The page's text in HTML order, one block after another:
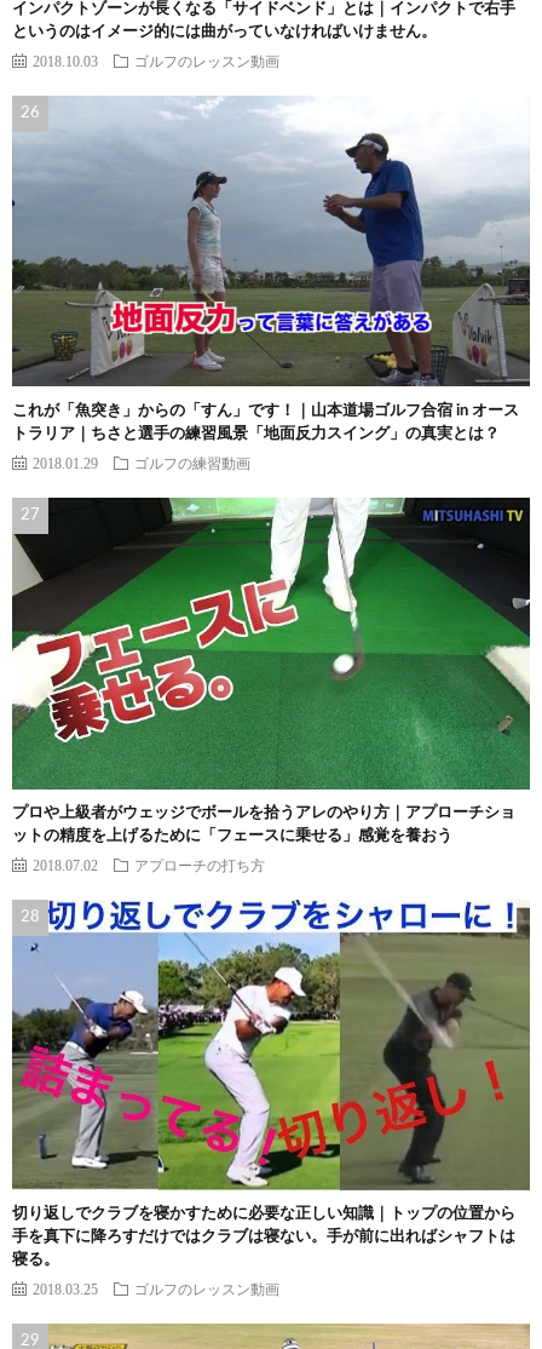
インパクトゾーンが長くなる「サイドベンド」とは｜インパクトで右手
というのはイメージ的には曲がっていなければいけません。
2018.10.03 ゴルフのレッスン動画
これが「魚突き」からの「すん」です！｜山本道場ゴルフ合宿 in オース
トラリア｜ちさと選手の練習風景「地面反力スイング」の真実とは？
2018.01.29 ゴルフの練習動画
プロや上級者がウェッジでボールを拾うアレのやり方｜アプローチショ
ットの精度を上げるために「フェースに乗せる」感覚を養おう
2018.07.02 アプローチの打ち方
切り返しでクラブを寝かすために必要な正しい知識｜トップの位置から
手を真下に降ろすだけではクラブは寝ない。手が前に出ればシャフトは
寝る。
2018.03.25 ゴルフのレッスン動画